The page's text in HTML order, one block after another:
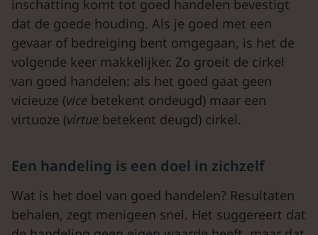
inschatting komt tot goed handelen bevestigt
dat de goede houding. Als je goed met een
gevaar of bedreiging bent omgegaan, is het de
volgende keer makkelijker. Zo groeit de cirkel
van goed handelen: als het goed gaat geen
vicieuze (vice betekent ondeugd) maar een
virtuoze (virtue betekent deugd) cirkel.
Een handeling is een doel in zichzelf
Wat is het doel van goed handelen? Resultaten
behalen, zegt menigeen snel. Het suggereert dat